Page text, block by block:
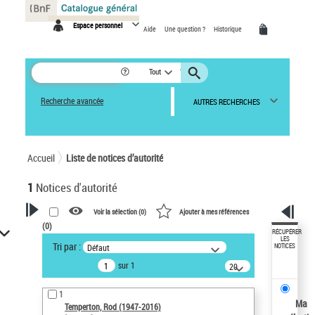
Espace personnel Aide Une question ? Historique
Tout
Recherche avancée AUTRES RECHERCHES
Accueil Liste de notices d’autorité
1 Notices d'autorité
VOTRE RECHERCHE
Recherche avancée dans les
notices d’autorité
Œuvres liées à l'auteur :
Temperton, Rod (1947-2016)
Voir la sélection (0) Ajouter à mes références
(0)
Tri par : Défaut
sur 1
20
résultats/page
1
Temperton, Rod (1947-2016)
RÉCUPÉRER
LES
NOTICES
Ma
Panneau de gestion des cookies